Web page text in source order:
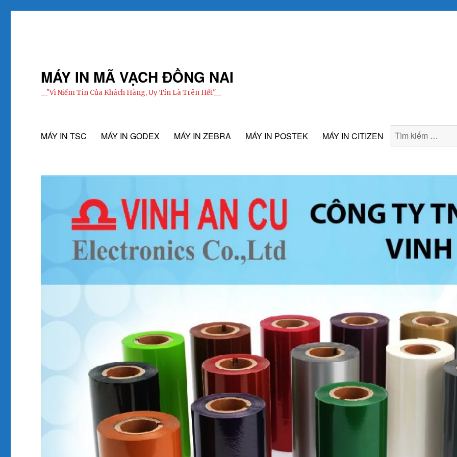
MÁY IN MÃ VẠCH ĐỒNG NAI
__"Vì Niềm Tin Của Khách Hàng, Uy Tín Là Trên Hết"__
MÁY IN TSC MÁY IN GODEX MÁY IN ZEBRA MÁY IN POSTEK MÁY IN CITIZEN